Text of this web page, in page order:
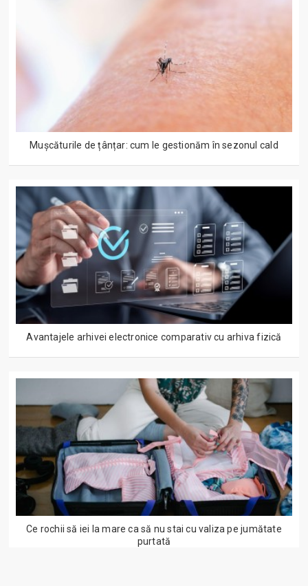
Mușcăturile de țânțar: cum le gestionăm în sezonul cald
Avantajele arhivei electronice comparativ cu arhiva fizică
Ce rochii să iei la mare ca să nu stai cu valiza pe jumătate
purtată